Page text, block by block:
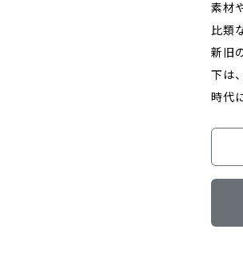
素材
比類
新旧
下は、
時代